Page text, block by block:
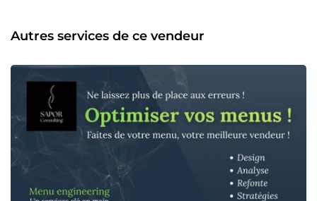
Autres services de ce vendeur